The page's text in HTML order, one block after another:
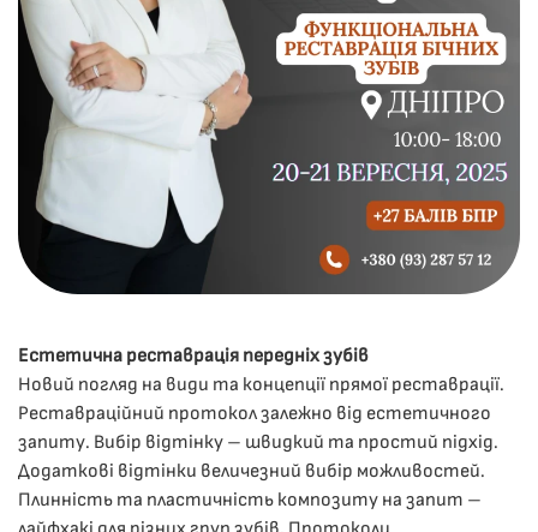
Естетична реставрація передніх зубів
Новий погляд на види та концепції прямої реставрації.
Реставраційний протокол залежно від естетичного
запиту. Вибір відтінку – швидкий та простий підхід.
Додаткові відтінки величезний вибір можливостей.
Плинність та пластичність композиту на запит –